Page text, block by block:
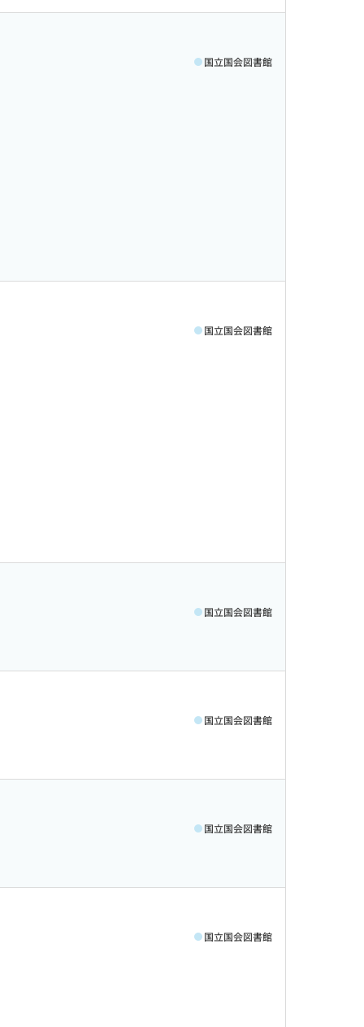
国立国会図書館
国立国会図書館
国立国会図書館
国立国会図書館
国立国会図書館
国立国会図書館